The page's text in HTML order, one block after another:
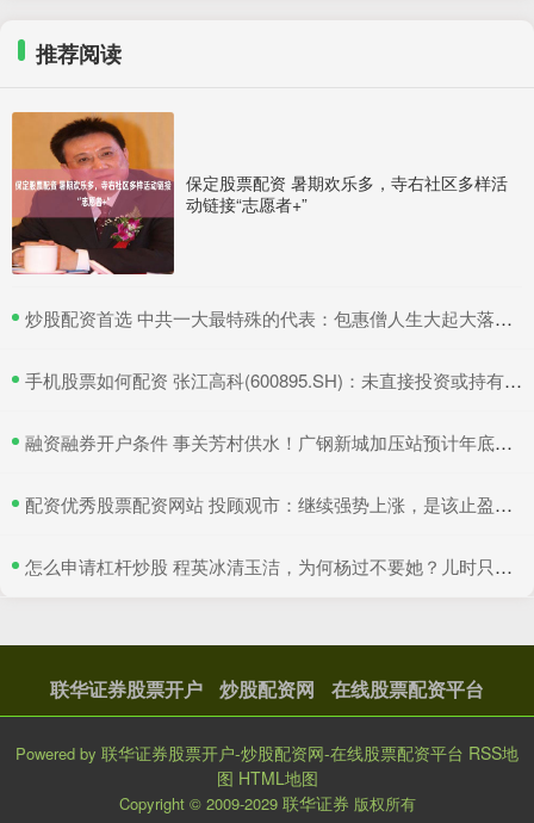
推荐阅读
保定股票配资 暑期欢乐多，寺右社区多样活
动链接“志愿者+”
​炒股配资首选 中共一大最特殊的代表：包惠僧人生大起大落，晚年终于回家
​手机股票如何配资 张江高科(600895.SH)：未直接投资或持有燧原科技
​融资融券开户条件 事关芳村供水！广钢新城加压站预计年底建成→
​配资优秀股票配资网站 投顾观市：继续强势上涨，是该止盈的时候了么？
​怎么申请杠杆炒股 程英冰清玉洁，为何杨过不要她？儿时只见她的好，长大才懂她的坏
联华证券股票开户 炒股配资网 在线股票配资平台
Powered by 联华证券股票开户-炒股配资网-在线股票配资平台 RSS地
图 HTML地图
Copyright © 2009-2029 联华证券 版权所有